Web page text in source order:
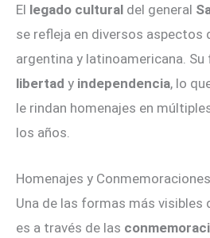
El legado cultural del general
se refleja en diversos aspectos
argentina y latinoamericana.
libertad y independencia, lo
le rindan homenajes en
los años.
Homenajes y Conmemoraciones
Una de las formas más visibles
es a través de las